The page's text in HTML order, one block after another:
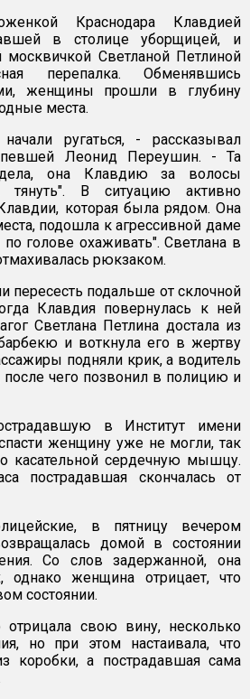
Краснодара Клавдией
в столице уборщицей, и
москвичкой Светланой Петлиной
перепалка. Обменявшись
женщины прошли в глубину
места.
ругаться, - рассказывал
Леонид Переушин. - Та
она Клавдию за волосы
тянуть". В ситуацию активно
которая была рядом. Она
подошла к агрессивной даме
голове охаживать". Светлана в
рюкзаком.
пересесть подальше от склочной
Клавдия повернулась к ней
Светлана Петлина достала из
и воткнула его в жертву
подняли крик, а водитель
после чего позвонил в полицию и
в Институт имени
женщину уже не могли, так
касательной сердечную мышцу.
пострадавшая скончалась от
в пятницу вечером
домой в состоянии
Со слов задержанной, она
женщина отрицает, что
состоянии.
отрицала свою вину, несколько
но при этом настаивала, что
коробки, а пострадавшая сама